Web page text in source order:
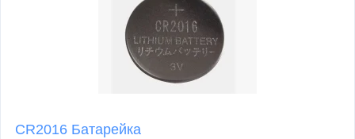
CR2016 Батарейка